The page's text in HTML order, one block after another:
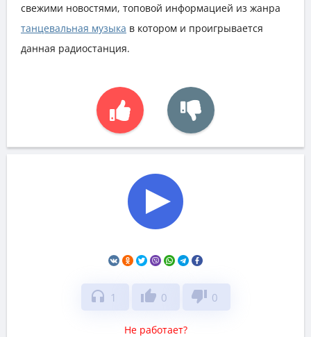
свежими новостями, топовой информацией из жанра
танцевальная музыка в котором и проигрывается
данная радиостанция.
headphones 1 thumb_up 0 thumb_down 0
Не работает?